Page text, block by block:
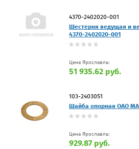
4370-2402020-001
Шестерня ведущая и
4370-2402020-001
Цена Ярославль:
51 935.62 руб.
103-2403051
Шайба опорная ОАО
Цена Ярославль:
929.87 руб.